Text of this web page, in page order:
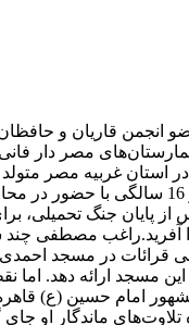
انجمن قاریان و
77 سالگی در یکی از
در استان غربیه مصر
یافت.غلوش در نوجوانی کل قرآن را حفظ
جنگ تحمیلی،
اواخر دهه ۶۰ و دهه ۷۰ شمسی را
در مسجد احمدى
مسجد ارائه دهد. اما
امام حسین (ع) قاهره
ماندگار او